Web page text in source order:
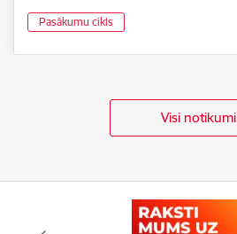
Pasākumu cikls
Visi notikumi